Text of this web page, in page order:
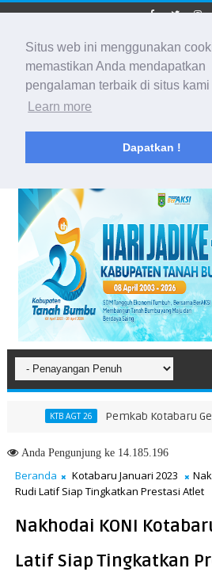
Situs web ini menggunakan
memastikan Anda mendapatkan
pengalaman terbaik di situs kami
Learn more
Dapatkan !
BIDIK
Membidik Ke
KTB AGT 26 Pemkab Kotabaru Gelar
AndaPengunjung ke 14.185.196
Beranda Kotabaru Januari 2023
Rudi Latif Siap Tingkatkan Prestasi Atlet
Nakhodai KONI
Latif Siap Tingkatkan